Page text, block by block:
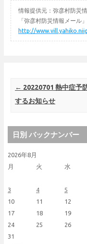
情報提供元：弥彦村防災
「弥彦村防災情報メール
http://
Post navigation
← 20220701 熱中症予
するお知らせ
日別 バックナンバー
2026年8月
月
火 水
3
4 5
10
11 12
17
18 19
24
25 26
31